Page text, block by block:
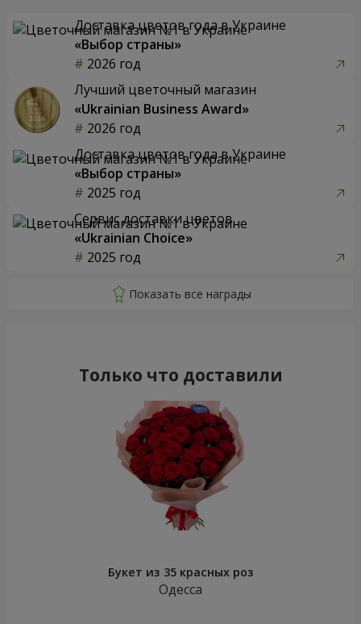
Доставка цветов года в Украине
«Выбор страны»
2026 год
Лучший цветочный магазин
«Ukrainian Business Award»
2026 год
Доставка цветов года в Украине
«Выбор страны»
2025 год
Сервис доставки цветов
«Ukrainian Choice»
2025 год
Только что доставили
Букет из 35 красных роз
Одесса